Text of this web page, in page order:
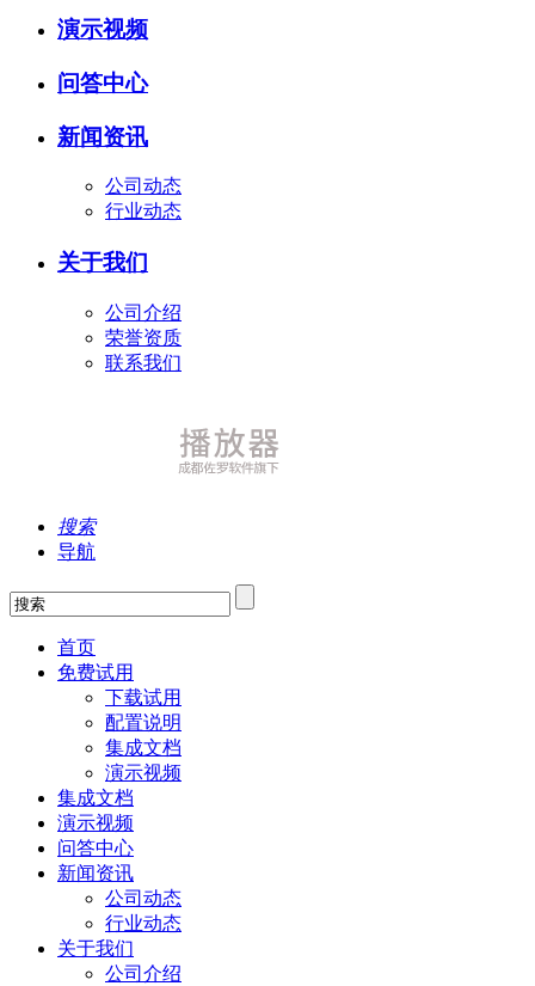
演示视频
问答中心
新闻资讯
公司动态
行业动态
关于我们
公司介绍
荣誉资质
联系我们
搜索
导航
首页
免费试用
下载试用
配置说明
集成文档
演示视频
集成文档
演示视频
问答中心
新闻资讯
公司动态
行业动态
关于我们
公司介绍